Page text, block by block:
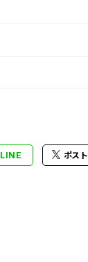
LINE ポスト